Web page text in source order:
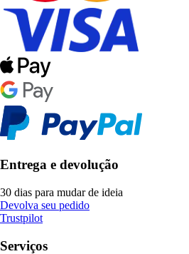
Entrega e devolução
30 dias para mudar de ideia
Devolva seu pedido
Trustpilot
Serviços